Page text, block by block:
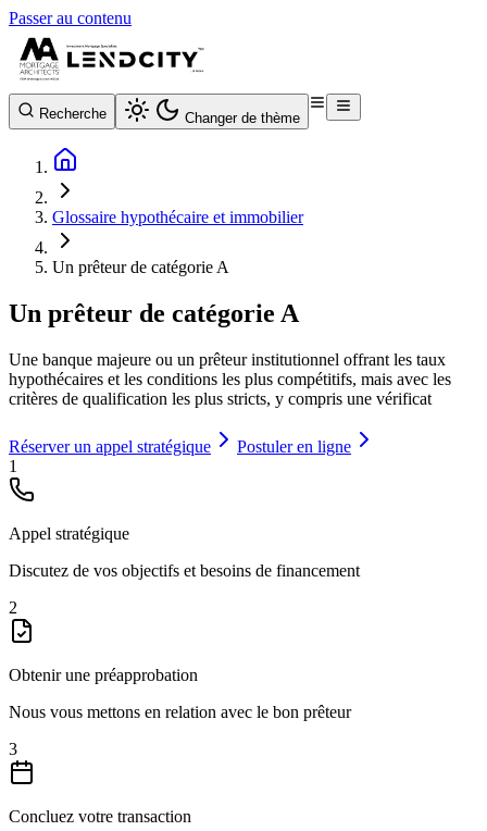
Passer au contenu
Recherche Changer de thème
Glossaire hypothécaire et immobilier
Un prêteur de catégorie A
Un prêteur de catégorie A
Une banque majeure ou un prêteur institutionnel offrant les taux
hypothécaires et les conditions les plus compétitifs, mais avec les
critères de qualification les plus stricts, y compris une vérificat
Réserver un appel stratégique
Postuler en ligne
1
Appel stratégique
Discutez de vos objectifs et besoins de financement
2
Obtenir une préapprobation
Nous vous mettons en relation avec le bon prêteur
3
Concluez votre transaction